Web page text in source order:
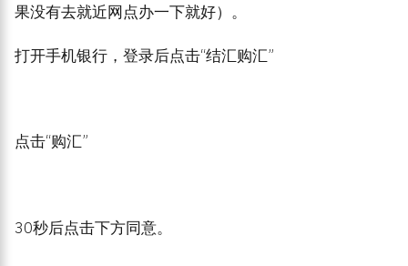
果没有去就近网点办一下就好）。
打开手机银行，登录后点击“结汇购汇”
点击“购汇”
30秒后点击下方同意。